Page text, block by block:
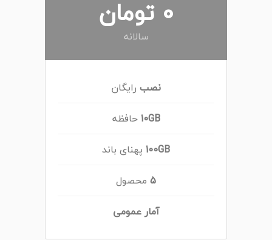
0 تومان
سالانه
نصب رایگان
10GBحافظه
100GB پهنای باند
5 محصول
آمار عمومی